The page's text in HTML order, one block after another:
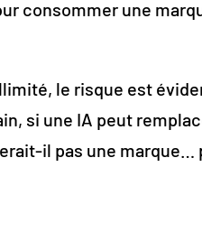
consommer une
le risque est
si une IA peut
il pas une marque…